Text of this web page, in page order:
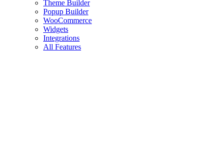
Theme Builder
Popup Builder
WooCommerce
Widgets
Integrations
All Features